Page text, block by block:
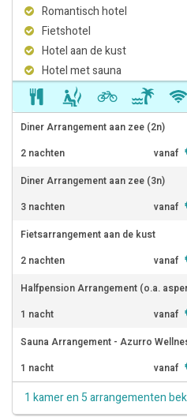
Romantisch hotel
Fietshotel
Hotel aan de kust
Hotel met sauna
Diner Arrangement aan zee (2n)
2 nachten
vanaf
Diner Arrangement aan zee (3n)
3 nachten
vanaf
Fietsarrangement aan de kust
2 nachten
vanaf
Halfpension Arrangement (o.a.
1 nacht
vanaf
Sauna Arrangement - Azurro
1 nacht
vanaf
1 kamer en 5 arrangementen